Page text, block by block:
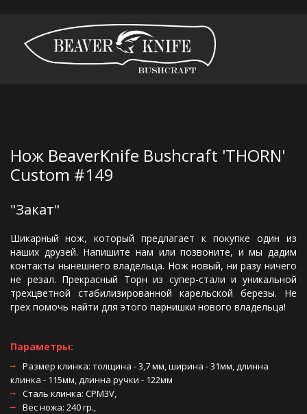
Нож BeaverKnife Bushcraft 'THORN'
Custom #149
"Закат"
Шикарный нож, который предлагает к покупке один из
наших друзей. Напишите нам или позвоните, и мы дадим
контакты нынешнего владельца. Нож новый, ни разу ничего
не резал. Прекрасный Торн из супер-стали и уникальной
трехцветной стабилизированной карельской березы. Не
грех помочь найти для этого парнишки нового владельца!
Параметры:
Размер клинка: толщина - 3,7 мм, ширина - 31мм, длинна
клинка - 115мм, длинна ручки - 122мм
Сталь клинка: CPM3V,
Вес ножа: 240 гр.,